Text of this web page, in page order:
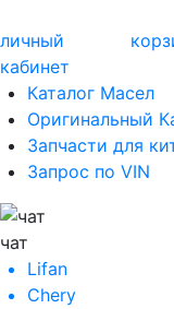
личный
кабинет
Каталог Масел
Оригинальный
Запчасти для
Запрос по VIN
чат
Lifan
Chery